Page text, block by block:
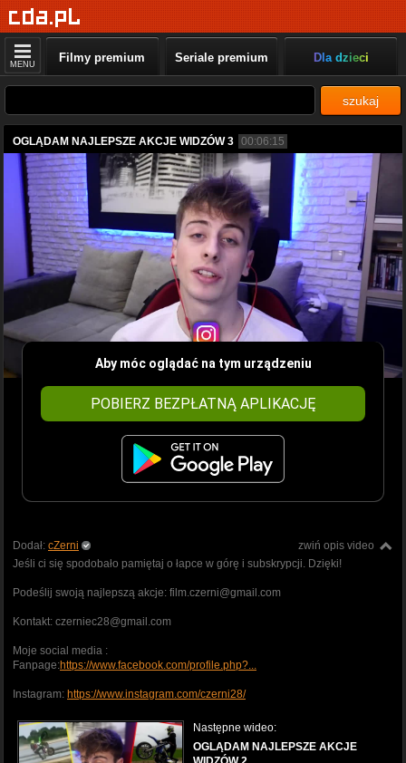
MENU Filmy premium Seriale premium Dla dzieci
szukaj
OGLĄDAM NAJLEPSZE AKCJE WIDZÓW 3 00:06:15
Aby móc oglądać na tym urządzeniu
POBIERZ BEZPŁATNĄ APLIKACJĘ
zwiń opis video
Dodał: cZerni
Jeśli ci się spodobało pamiętaj o łapce w górę i subskrypcji. Dzięki!
Podeślij swoją najlepszą akcje: film.czerni@gmail.com
Kontakt: czerniec28@gmail.com
Moje social media :
Fanpage:https://www.facebook.com/profile.php?...
Instagram: https://www.instagram.com/czerni28/
Następne wideo:
OGLĄDAM NAJLEPSZE AKCJE